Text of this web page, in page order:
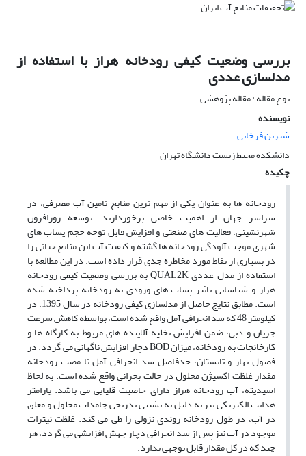
بررسی وضعیت کیفی رودخانه هراز با استفاده از
مدلسازی عددی
نوع مقاله : مقاله پژوهشی
نویسنده
شیرین فرخانی
دانشکده محیط زیست دانشگاه تهران
چکیده
رودخانه ها به عنوان یکی از مهم ترین منابع تامین آب مصرفی، در
سراسر جهان از اهمیت خاصی برخوردارند. توسعه روزافزون
شهرنشینی، فعالیت های صنعتی و افزایش قابل توجه حجم پساب های
شهری موجب آلودگی رودخانه ها گشته و کیفیت آب این منابع حیاتی را
در بسیاری از نقاط مورد مخاطره جدی قرار داده است. در این مطالعه با
استفاده از مدل عددی QUAL2K به بررسی وضعیت کیفی رودخانه
هراز و شناسایی تاثیر پساب های ورودی به رودخانه پرداخته شده
است. مطابق نتایج حاصل از مدلسازی کیفی رودخانه در سال 1395، در
کیلومتر 48 که سد انحرافی آمل واقع شده است، بواسطه کاهش سرعت
جریان و دبی، ضمن افزایش تخلیه آلاینده های مربوط به کارگاه ها و
کارخانجات به رودخانه، میزان BOD دچار افزایش ناگهانی می گردد. در
فصول بهار و تابستان، حدفاصل سد انحرافی آمل تا مصب رودخانه
مقدار غلظت اکسیژن محلول در حالت بحرانی واقع شده است. به لحاظ
اسیدیته، آب رودخانه هراز دارای خاصیت قلیایی می باشد. پارامتر
هدایت الکتریکی نیز به دلیل ته نشینی تدریجی جامدات محلول و معلق
در آب، در طول رودخانه روندی نزولی را طی می کند. غلظت نیترات
موجود در آب نیز پس از سد انحرافی دچار جهش افزایشی می گردد، هر
چند که در کل مقدار قابل توجهی ندارد.